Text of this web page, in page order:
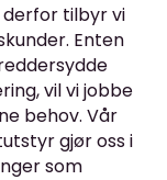
tilbyr vi
Enten
vil vi jobbe
behov. Vår
gjør oss i
som